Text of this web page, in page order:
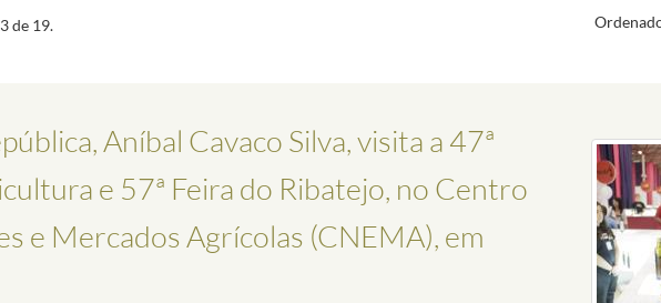
de 19.
Aníbal Cavaco Silva, visita a 47ª
e 57ª Feira do Ribatejo, no Centro
e Mercados Agrícolas (CNEMA), em